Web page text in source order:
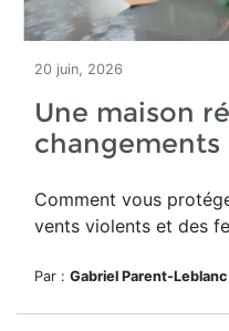
20 juin, 2026
Une maison
Comment vous
vents violents et des
Par : Gabriel Parent-Leblanc